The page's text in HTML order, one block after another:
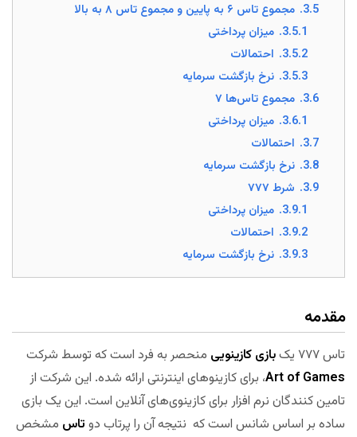
3.5. مجموع تاس ۶ به پایین و مجموع تاس ۸ به بالا
3.5.1. میزان پرداختی
3.5.2. احتمالات
3.5.3. نرخ بازگشت سرمایه
3.6. مجموع تاس‌ها ۷
3.6.1. میزان پرداختی
3.7. احتمالات
3.8. نرخ بازگشت سرمایه
3.9. شرط ۷۷۷
3.9.1. میزان پرداختی
3.9.2. احتمالات
3.9.3. نرخ بازگشت سرمایه
مقدمه
تاس ۷۷۷ یک بازی کازینویی منحصر به فرد است که توسط شرکت
Art of Games، برای کازینوهای اینترنتی ارائه شده. این شرکت از
تامین کنندگان نرم افزار برای کازینوی‌های آنلاین است. این یک بازی
ساده بر اساس شانس است که نتیجه آن را پرتاب دو تاس مشخص